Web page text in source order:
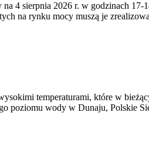
4 sierpnia 2026 r. w godzinach
na rynku mocy muszą je
temperaturami, które w
wody w Dunaju, Polskie